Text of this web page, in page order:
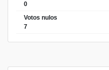
0
Votos nulos
7